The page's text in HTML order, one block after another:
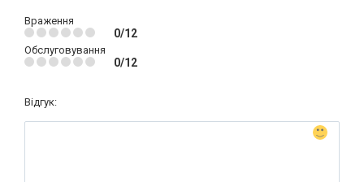
Враження
0/12
Обслуговування
0/12
Відгук: